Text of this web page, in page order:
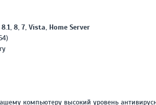
8, 7, Vista, Home Server
компьютеру высокий уровень